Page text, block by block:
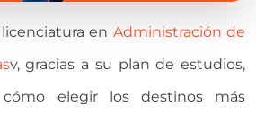
en Administración de
v, gracias a su plan de estudios,
elegir los destinos más